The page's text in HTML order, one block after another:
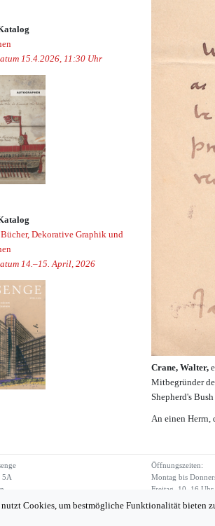
15.4.2026, 11:30 Uhr
Dekorative Graphik und
14.–15. April, 2026
Crane, Walter,
Mitbegründer
Shepherd's
An einen Herrn,
5A
Öffnungszeiten:
Montag bis
Freitag, 10–16 Uhr
nutzt Cookies, um bestmögliche Funktionalität bieten